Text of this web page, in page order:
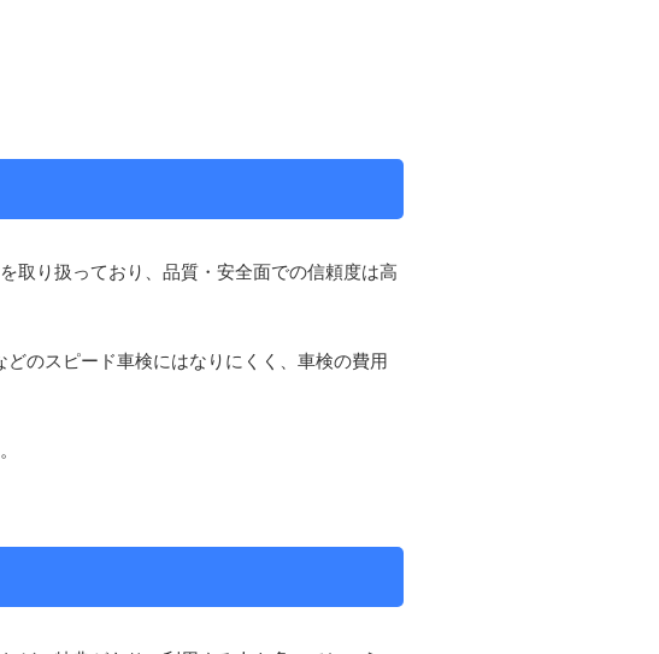
取り扱っており、品質・安全面での信頼度は高
のスピード車検にはなりにくく、車検の費用